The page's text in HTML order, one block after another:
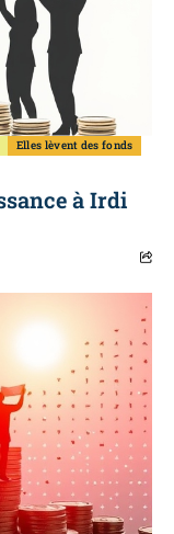
Elles lèvent des fonds
à Irdi